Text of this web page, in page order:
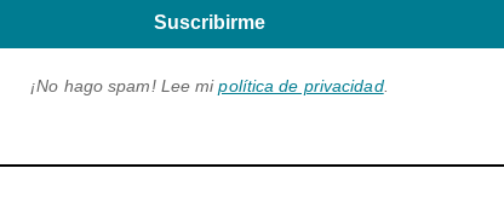
Suscribirme
¡No hago spam! Lee mipolítica de privacidad.